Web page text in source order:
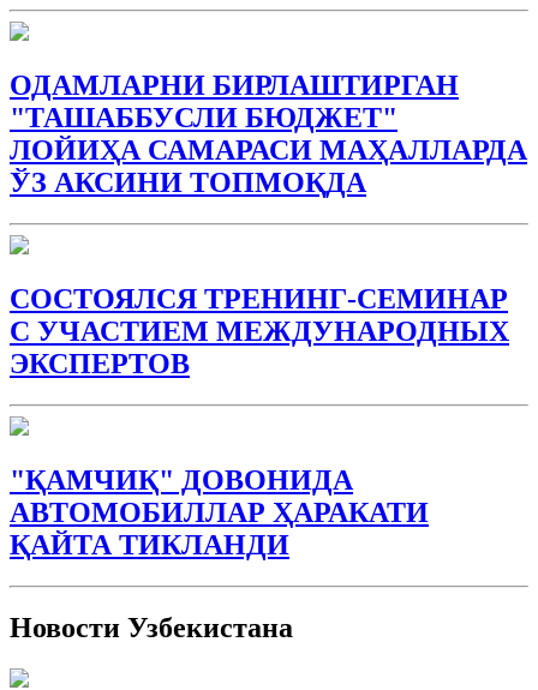
ОДАМЛАРНИ БИРЛАШТИРГАН
"ТАШАББУСЛИ БЮДЖEТ"
ЛОЙИҲА САМАРАСИ МАҲАЛЛАРДА
ЎЗ АКСИНИ ТОПМОҚДА
СОСТОЯЛСЯ ТРЕНИНГ-СЕМИНАР
С УЧАСТИЕМ МЕЖДУНАРОДНЫХ
ЭКСПЕРТОВ
"ҚАМЧИҚ" ДОВОНИДА
АВТОМОБИЛЛАР ҲАРАКАТИ
ҚАЙТА ТИКЛАНДИ
Новости Узбекистана